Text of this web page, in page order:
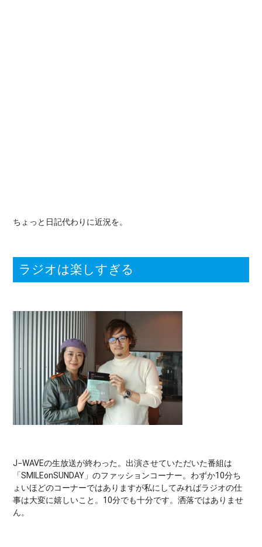
ちょっと日記代わりに近況を。
ラジオは楽しすぎる
J−WAVEの生放送が終わった。出演させていただいた番組は
「SMILEonSUNDAY」のファッションコーナー。わずか10分ち
ょいほどのコーナーではありますが私にしてみればラジオの仕
事は大変に嬉しいこと。10分でも十分です。洒落ではありませ
ん。